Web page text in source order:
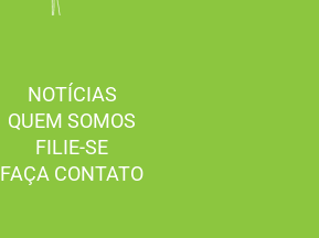
NOTÍCIAS
QUEM SOMOS
FILIE-SE
FAÇA CONTATO